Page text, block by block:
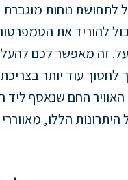
לתחושת נוחות
עוד יותר
האוויר החם שנאסף
היתרונות הללו,